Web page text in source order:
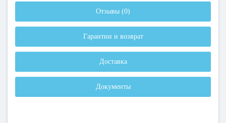
Отзывы (0)
Гарантии и возврат
Доставка
Документы